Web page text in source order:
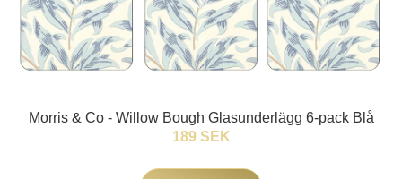
Morris & Co - Willow Bough Glasunderlägg 6-pack Blå
189 SEK